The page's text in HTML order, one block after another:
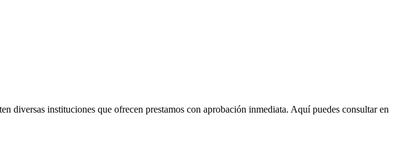
diversas instituciones que ofrecen prestamos con aprobación inmediata. Aquí puedes consultar en